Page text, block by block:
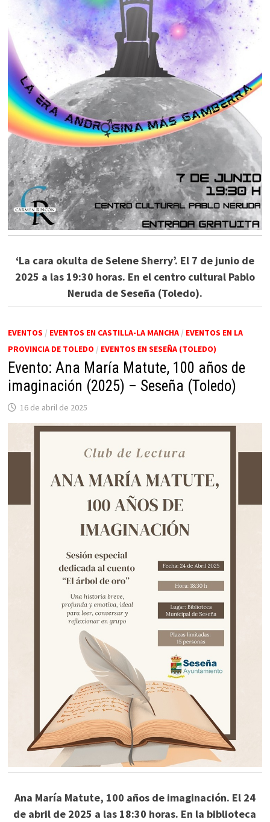
‘La cara okulta de Selene Sherry’. El 7 de junio de
2025 a las 19:30 horas. En el centro cultural Pablo
Neruda de Seseña (Toledo).
EVENTOS / EVENTOS EN CASTILLA-LA MANCHA/ EVENTOS EN LA
PROVINCIA DE TOLEDO / EVENTOS EN SESEÑA (TOLEDO)
Evento: Ana María Matute, 100 años de
imaginación (2025) – Seseña (Toledo)
16 de abril de 2025
Ana María Matute, 100 años de imaginación. El 24
de abril de 2025 a las 18:30 horas. En la biblioteca